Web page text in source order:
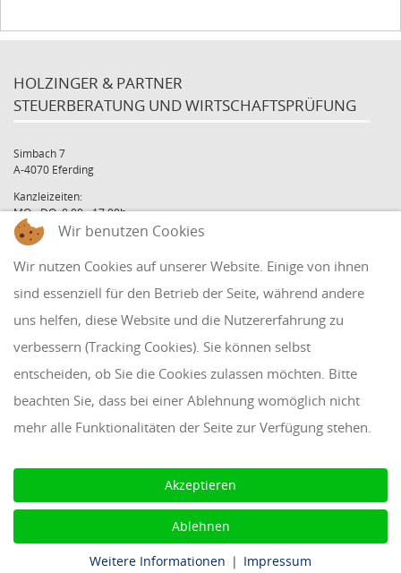
HOLZINGER & PARTNER
STEUERBERATUNG UND WIRTSCHAFTSPRÜFUNG
Simbach 7
A-4070 Eferding
Kanzleizeiten:
MO - DO: 8:00 - 17:00h
FR: 8:00 - 12:00h
Tel: +43 7272 39 79 - 0
Fax: +43 7272 39 79 - 9
QUICKLINKS
Klientenbereich
Disclaimer
AAB 2018
Cookie Einstellungen
Wir benutzen Cookies
Wir nutzen Cookies auf unserer Website. Einige von ihnen
sind essenziell für den Betrieb der Seite, während andere
uns helfen, diese Website und die Nutzererfahrung zu
verbessern (Tracking Cookies). Sie können selbst
entscheiden, ob Sie die Cookies zulassen möchten. Bitte
beachten Sie, dass bei einer Ablehnung womöglich nicht
mehr alle Funktionalitäten der Seite zur Verfügung stehen.
Akzeptieren
Ablehnen
Weitere Informationen | Impressum